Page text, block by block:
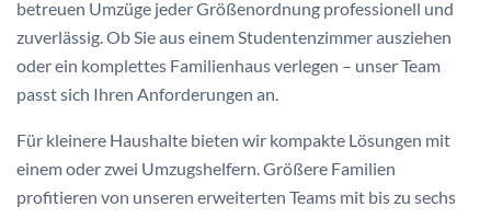
betreuen Umzüge jeder Größenordnung professionell und
zuverlässig. Ob Sie aus einem Studentenzimmer ausziehen
oder ein komplettes Familienhaus verlegen – unser Team
passt sich Ihren Anforderungen an.
Für kleinere Haushalte bieten wir kompakte Lösungen mit
einem oder zwei Umzugshelfern. Größere Familien
profitieren von unseren erweiterten Teams mit bis zu sechs